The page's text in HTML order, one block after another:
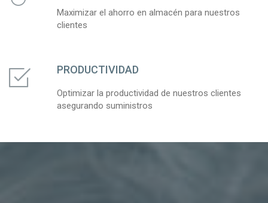
Maximizar el ahorro en almacén para nuestros
clientes
PRODUCTIVIDAD
Optimizar la productividad de nuestros clientes
asegurando suministros